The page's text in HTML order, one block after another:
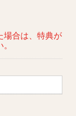
場合は、特典が